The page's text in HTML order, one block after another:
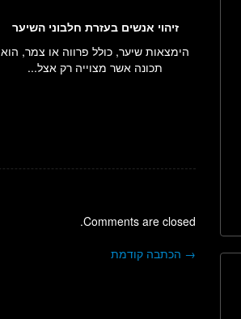
זיהוי אנשים בעזרת חלבוני השיער
הימצאות שיער, כולל פרווה או צמר, הוא
תכונה אשר מצוייה רק אצל...
Comments are closed.
ניווט בפוסטים
→ הכתבה קודמת